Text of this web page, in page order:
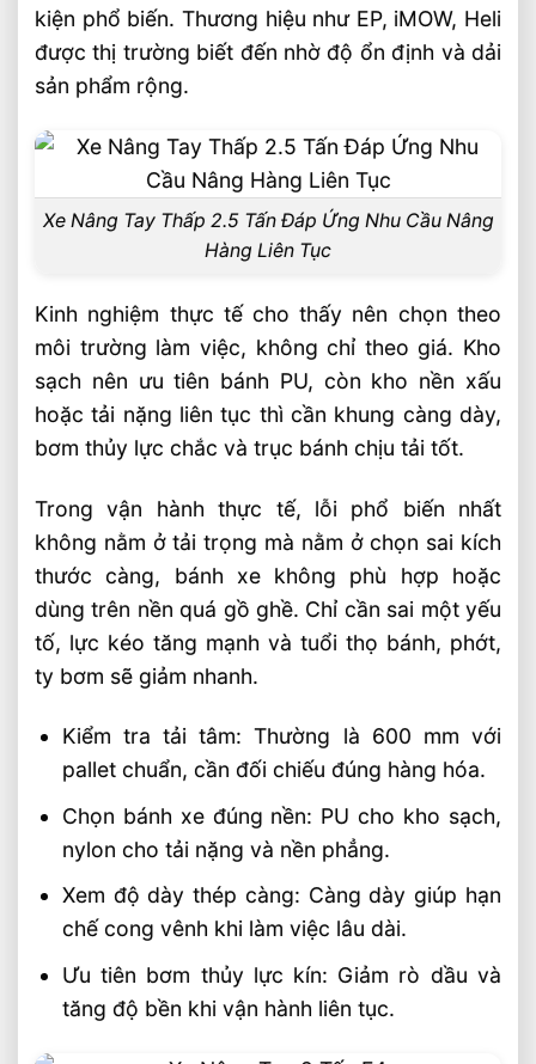
kiện phổ biến. Thương hiệu như EP, iMOW, Heli
được thị trường biết đến nhờ độ ổn định và dải
sản phẩm rộng.
Xe Nâng Tay Thấp 2.5 Tấn Đáp Ứng Nhu Cầu Nâng
Hàng Liên Tục
Kinh nghiệm thực tế cho thấy nên chọn theo
môi trường làm việc, không chỉ theo giá. Kho
sạch nên ưu tiên bánh PU, còn kho nền xấu
hoặc tải nặng liên tục thì cần khung càng dày,
bơm thủy lực chắc và trục bánh chịu tải tốt.
Trong vận hành thực tế, lỗi phổ biến nhất
không nằm ở tải trọng mà nằm ở chọn sai kích
thước càng, bánh xe không phù hợp hoặc
dùng trên nền quá gồ ghề. Chỉ cần sai một yếu
tố, lực kéo tăng mạnh và tuổi thọ bánh, phớt,
ty bơm sẽ giảm nhanh.
Kiểm tra tải tâm: Thường là 600 mm với
pallet chuẩn, cần đối chiếu đúng hàng hóa.
Chọn bánh xe đúng nền: PU cho kho sạch,
nylon cho tải nặng và nền phẳng.
Xem độ dày thép càng: Càng dày giúp hạn
chế cong vênh khi làm việc lâu dài.
Ưu tiên bơm thủy lực kín: Giảm rò dầu và
tăng độ bền khi vận hành liên tục.